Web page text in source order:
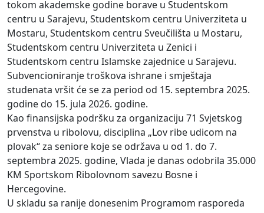
tokom akademske godine borave u Studentskom
centru u Sarajevu, Studentskom centru Univerziteta u
Mostaru, Studentskom centru Sveučilišta u Mostaru,
Studentskom centru Univerziteta u Zenici i
Studentskom centru Islamske zajednice u Sarajevu.
Subvencioniranje troškova ishrane i smještaja
studenata vršit će se za period od 15. septembra 2025.
godine do 15. jula 2026. godine.
Kao finansijska podršku za organizaciju 71 Svjetskog
prvenstva u ribolovu, disciplina „Lov ribe udicom na
plovak“ za seniore koje se održava u od 1. do 7.
septembra 2025. godine, Vlada je danas odobrila 35.000
KM Sportskom Ribolovnom savezu Bosne i
Hercegovine.
U skladu sa ranije donesenim Programom rasporeda